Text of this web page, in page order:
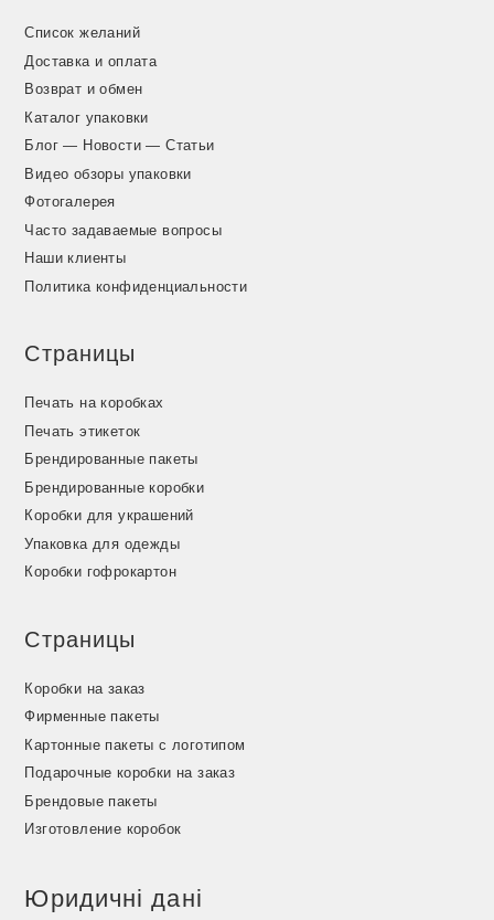
Список желаний
Доставка и оплата
Возврат и обмен
Каталог упаковки
Блог — Новости — Статьи
Видео обзоры упаковки
Фотогалерея
Часто задаваемые вопросы
Наши клиенты
Политика конфиденциальности
Страницы
Печать на коробках
Печать этикеток
Брендированные пакеты
Брендированные коробки
Коробки для украшений
Упаковка для одежды
Коробки гофрокартон
Страницы
Коробки на заказ
Фирменные пакеты
Картонные пакеты с логотипом
Подарочные коробки на заказ
Брендовые пакеты
Изготовление коробок
Юридичні дані